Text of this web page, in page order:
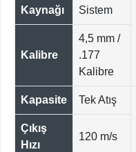
Kaynağı
Sistem
Kalibre
4,5 mm /
.177
Kalibre
Kapasite Tek Atış
Çıkış
Hızı
120 m/s